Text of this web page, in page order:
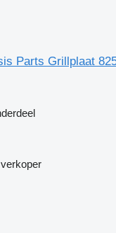
Parts Grillplaat